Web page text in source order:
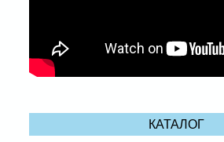
КАТАЛОГ